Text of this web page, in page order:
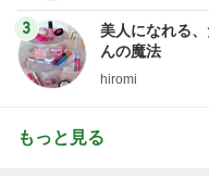
3
美人になれる、
んの魔法
hiromi
もっと見る